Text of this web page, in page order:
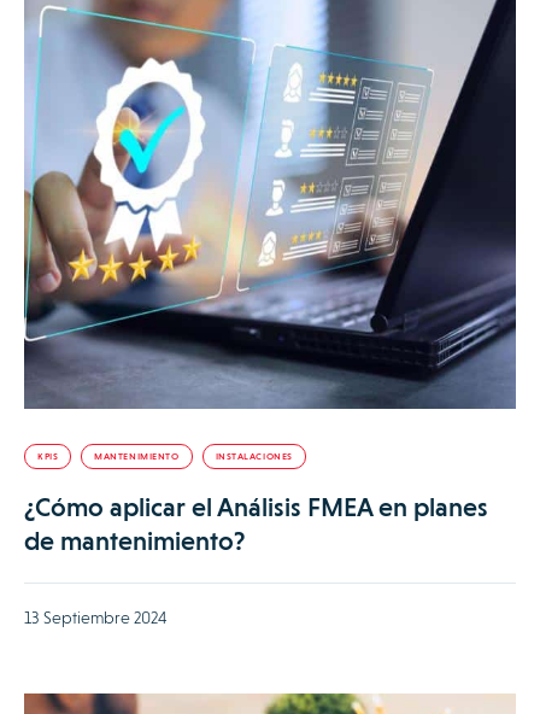
KPIS MANTENIMIENTO INSTALACIONES
¿Cómo aplicar el Análisis FMEA en planes
de mantenimiento?
13 Septiembre 2024